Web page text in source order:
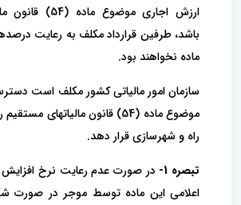
ارزش اجاری موضوع
باشد، طرفین قرارداد مکلف به رعایت
ماده نخواهند بود.
سازمان امور مالیاتی کشور مکلف است
موضوع ماده (54) قانون مالیاتهای
راه و شهرسازی قرار دهد.
تبصره 1-
در صورت عدم رعایت نرخ افزایش
اعلامی این ماده توسط موجر در صورت